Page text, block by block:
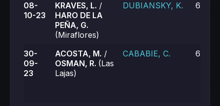
08-
10-23
KRAVES, L. /
HARO DE LA
PEÑA, G.
(Miraflores)
DUBIANSKY, K. 6-3,
30-
09-
23
ACOSTA, M. /
OSMAN, R. (Las
Lajas)
CABABIE, C. 6-1,